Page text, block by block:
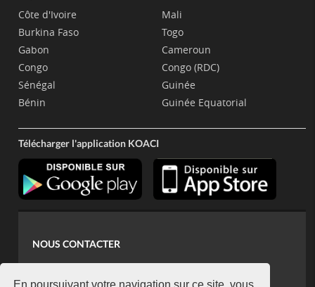
En poursuivant votre navigation sur ce site, vous
Côte d'Ivoire
Burkina Faso
Gabon
Congo
Sénégal
Bénin
Mali
Togo
Cameroun
Congo (RDC)
Guinée
Guinée Equatorial
Télécharger l'application KOACI
NOUS CONTACTER